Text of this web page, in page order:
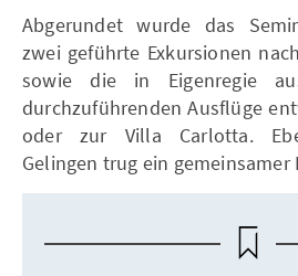
Abgerundet wurde das
zwei geführte Exkursionen
sowie die in Eigenregie
durchzuführenden Ausflüge
oder zur Villa Carlotta.
Gelingen trug ein gemeinsamer